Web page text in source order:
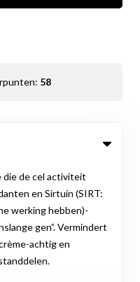
58
die de cel activiteit
en Sirtuin (SIRT:
werking hebben)-
gen”. Vermindert
achtig en